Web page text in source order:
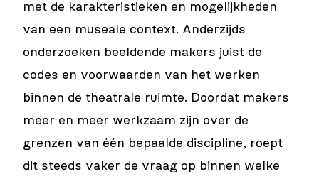
met de karakteristieken en mogelijkheden
van een museale context. Anderzijds
onderzoeken beeldende makers juist de
codes en voorwaarden van het werken
binnen de theatrale ruimte. Doordat makers
meer en meer werkzaam zijn over de
grenzen van één bepaalde discipline, roept
dit steeds vaker de vraag op binnen welke